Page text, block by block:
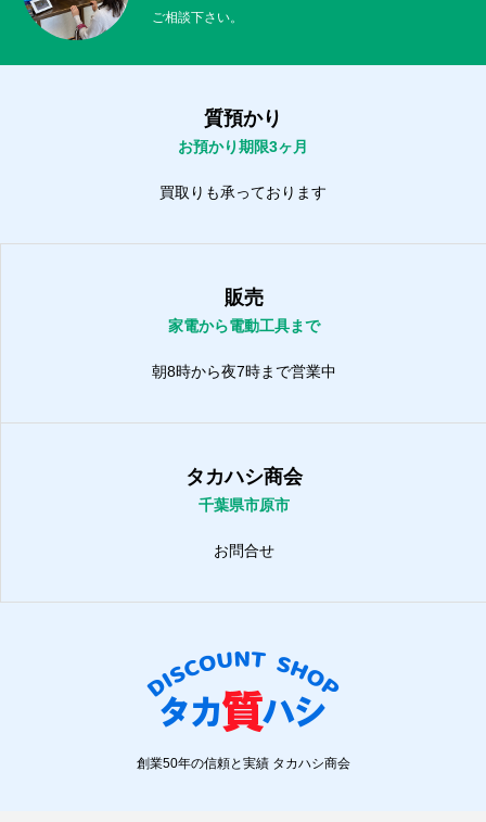
ご相談下さい。
質預かり
お預かり期限3ヶ月
買取りも承っております
販売
家電から電動工具まで
朝8時から夜7時まで営業中
タカハシ商会
千葉県市原市
お問合せ
創業50年の信頼と実績 タカハシ商会